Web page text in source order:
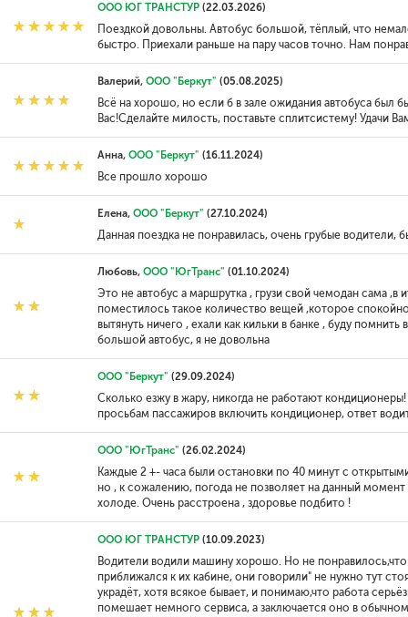
ООО ЮГ ТРАНСТУР(22.03.2026)
Поездкой довольны. Автобус большой, тёплый, что
быстро. Приехали раньше на пару часов точно. Нам
Валерий, ООО "Беркут" (05.08.2025)
Всё на хорошо, но если б в зале ожидания автобуса
Вас!Сделайте милость, поставьте сплитсистему! Удачи
Анна, ООО "Беркут" (16.11.2024)
Все прошло хорошо
Елена, ООО "Беркут" (27.10.2024)
Данная поездка не понравилась, очень грубые водители,
Любовь, ООО "ЮгТранс" (01.10.2024)
Это не автобус а маршрутка , грузи свой чемодан сама
поместилось такое количество вещей ,которое
вытянуть ничего , ехали как кильки в банке , буду
большой автобус, я не довольна
ООО "Беркут" (29.09.2024)
Сколько езжу в жару, никогда не работают
просьбам пассажиров включить кондиционер, ответ
ООО "ЮгТранс" (26.02.2024)
Каждые 2 +- часа были остановки по 40 минут с
но , к сожалению, погода не позволяет на данный
холоде. Очень расстроена , здоровье подбито !
ООО ЮГ ТРАНСТУР(10.09.2023)
Водители водили машину хорошо. Но не
приближался к их кабине, они говорили" не нужно тут
украдёт, хотя всякое бывает, и понимаю,что работа
помешает немного сервиса, а заключается оно в